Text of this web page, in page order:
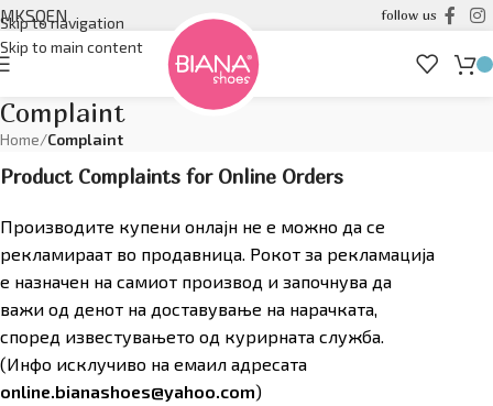
Skip to navigation
Skip to main content
MKSQEN follow us
Complaint
Home/Complaint
Product Complaints for Online Orders
Производите купени онлајн не е можно да се
рекламираат во продавница. Рокот за рекламација
е назначен на самиот производ и започнува да
важи од денот на доставување на нарачката,
според известувањето од курирната служба.
(Инфо исклучиво на емаил адресата
online.bianashoes@yahoo.com)